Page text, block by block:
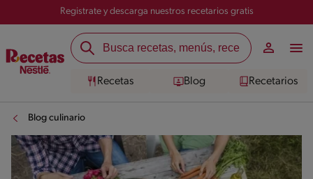
Registrate y descarga nuestros recetarios gratis
Recetas Blog Recetarios
Blog culinario